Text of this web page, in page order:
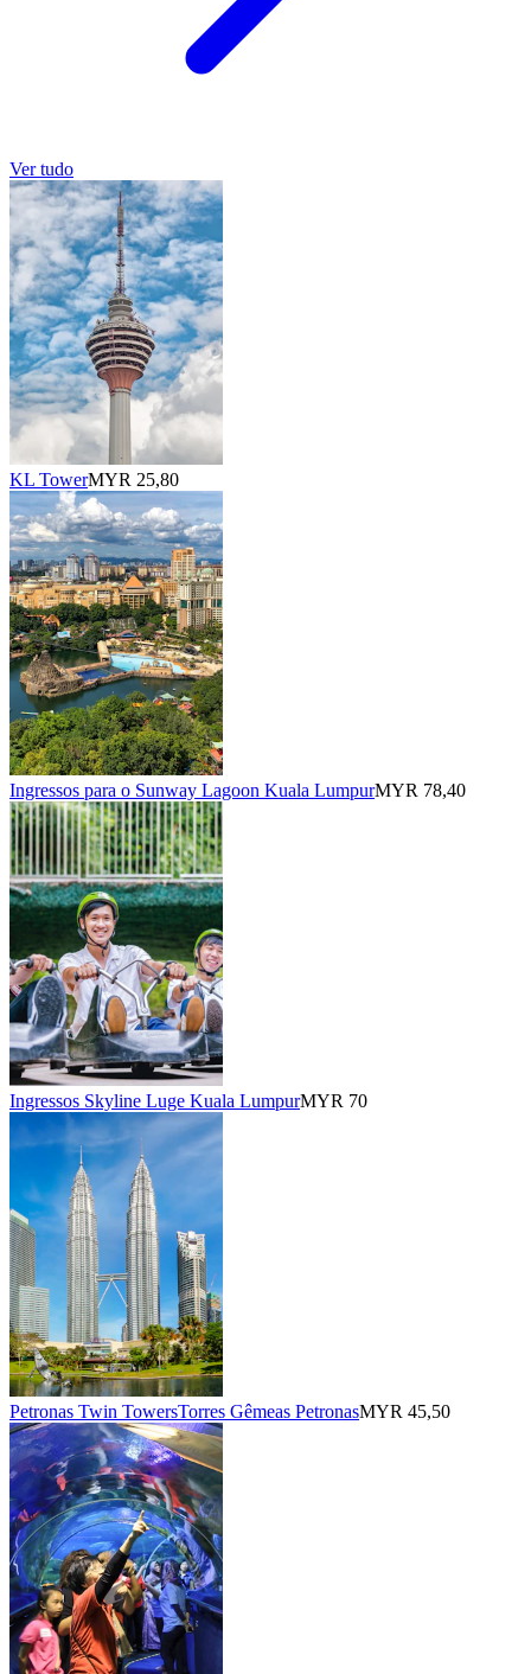
Ver tudo
KL TowerMYR 25,80
Ingressos para o Sunway Lagoon Kuala LumpurMYR 78,40
Ingressos Skyline Luge Kuala LumpurMYR 70
Petronas Twin TowersTorres Gêmeas PetronasMYR 45,50